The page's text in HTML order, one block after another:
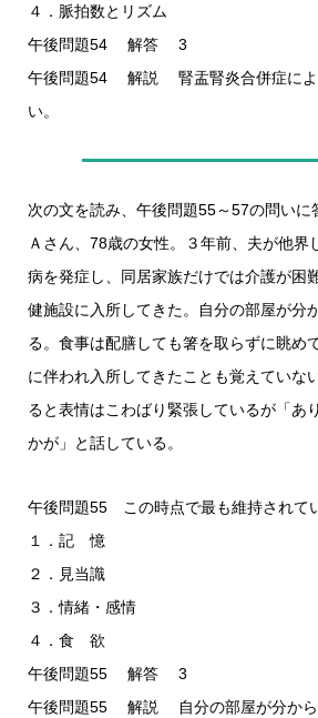
４．脈拍数とリズム
午後問題54 解答 3
午後問題54 解説 腎盂腎炎合併症によ
い。
次の文を読み、午後問題55～57の問いに
Ａさん、78歳の女性。３年前、夫が他界
病を発症し、同居家族だけでは介護が困
健施設に入所してきた。自分の部屋が分
る。食事は配膳しても箸を取らずに眺め
に伴われ入所してきたことも覚えていな
ると表情はこわばり緊張しているが「あ
かが」と話している。
午後問題55 この時点で最も維持されて
１．記 憶
２．見当識
３．情緒・感情
４．食 欲
午後問題55 解答 3
午後問題55 解説 自分の部屋が分から